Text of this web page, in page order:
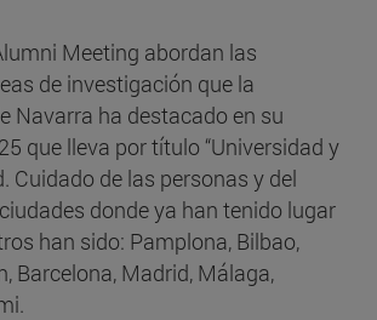
Meeting abordan las
de investigación que la
Navarra ha destacado en su
que lleva por título “Universidad y
Cuidado de las personas y del
donde ya han tenido lugar
han sido: Pamplona, Bilbao,
Barcelona, Madrid, Málaga,